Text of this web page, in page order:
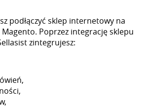
podłączyć sklep internetowy na
Poprzez integrację sklepu
zintegrujesz: